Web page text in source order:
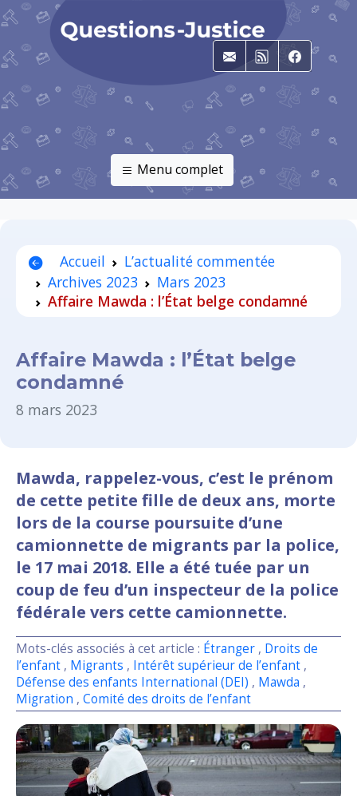
E-mailRSS
Menu complet
Accueil
L’actualité commentée
Archives 2023
Mars 2023
Affaire Mawda : l’État belge condamné
Affaire Mawda : l’État belge
condamné
8 mars 2023
Mawda, rappelez-vous, c’est le prénom
de cette petite fille de deux ans, morte
lors de la course poursuite d’une
camionnette de migrants par la police,
le 17 mai 2018. Elle a été tuée par un
coup de feu d’un inspecteur de la police
fédérale vers cette camionnette.
Mots-clés associés à cet article : Étranger , Droits de
l’enfant , Migrants , Intérêt supérieur de l’enfant ,
Défense des enfants International (DEI) , Mawda ,
Migration , Comité des droits de l’enfant